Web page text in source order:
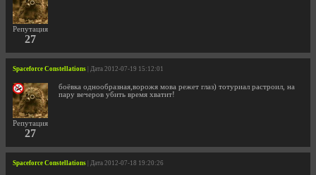
Репутация
27
Spaceforce Constellations | Дата 2012-07-19 15:12:01
Репутация
27
боёвка однообразная,ворожя мова режет глаз) тотуриал растроил, на
пару вечеров убить время хватит!
Spaceforce Constellations | Дата 2012-07-18 19:20:26